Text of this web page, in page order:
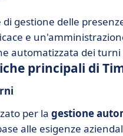
gestione delle
e
automatizzata dei
principali di
per la gestione
alle esigenze